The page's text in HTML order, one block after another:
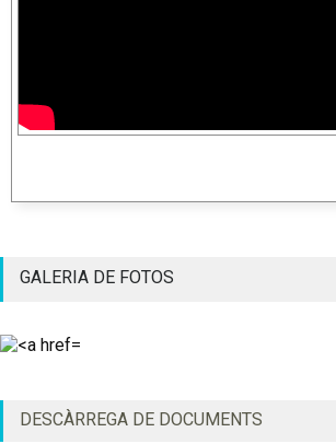
GALERIA DE FOTOS
DESCÀRREGA DE DOCUMENTS